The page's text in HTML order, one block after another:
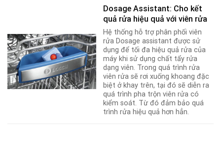
Dosage Assistant: Cho kết
quả rửa hiệu quả với viên rửa
Hệ thống hỗ trợ phân phối viên
rửa Dosage assistant được sử
dụng để tối đa hiệu quả rửa của
máy khi sử dụng chất tẩy rửa
dạng viên. Trong quá trình rửa
viên rửa sẽ rơi xuống khoang đặc
biệt ở khay trên, tại đó sẽ diễn ra
quá trình pha trộn viên rửa có
kiểm soát. Từ đó đảm bảo quá
trình rửa hiệu quả hơn hẳn.